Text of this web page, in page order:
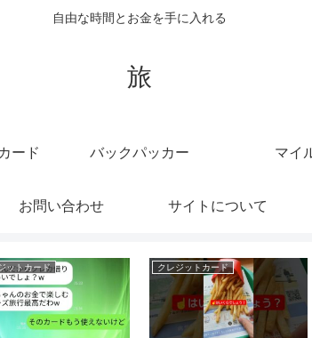
自由な時間とお金を手に入れる
旅
ード バックパッカー マイ
お問い合わせ サイトについて
ズ マイル